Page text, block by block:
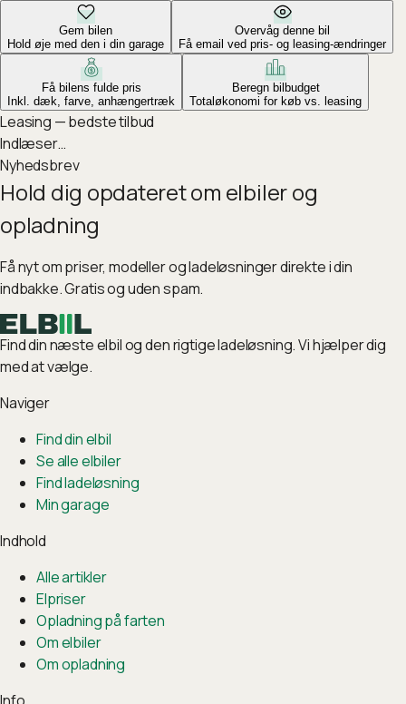
Gem bilen
Hold øje med den i din garage
Overvåg denne bil
Få email ved pris- og leasing-ændringer
Få bilens fulde pris
Inkl. dæk, farve, anhængertræk
Beregn bilbudget
Totaløkonomi for køb vs. leasing
Leasing — bedste tilbud
Indlæser…
Nyhedsbrev
Hold dig opdateret om elbiler og
opladning
Få nyt om priser, modeller og ladeløsninger direkte i din
indbakke. Gratis og uden spam.
Find din næste elbil og den rigtige ladeløsning. Vi hjælper dig
med at vælge.
Naviger
Find din elbil
Se alle elbiler
Find ladeløsning
Min garage
Indhold
Alle artikler
Elpriser
Opladning på farten
Om elbiler
Om opladning